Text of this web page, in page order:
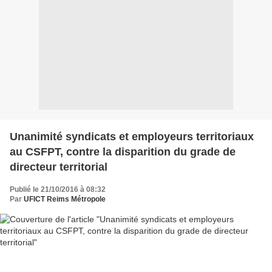
Unanimité syndicats et employeurs territoriaux
au CSFPT, contre la disparition du grade de
directeur territorial
Publié le 21/10/2016 à 08:32
Par UFICT Reims Métropole